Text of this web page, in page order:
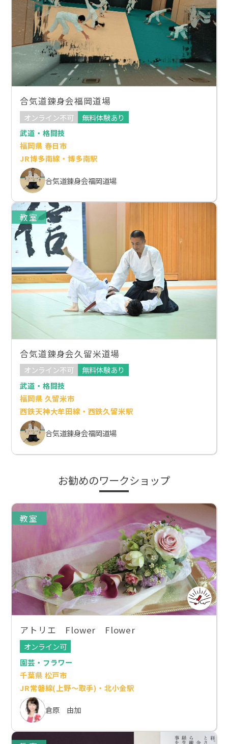
合気道錬身会福岡道場
オンライン不可
無料体験あり
武道・格闘技
福岡県 春日市
JR博多南線・博多南駅
合気道錬身会福岡道場
教室
合気道錬身会久留米道場
オンライン不可
無料体験あり
武道・格闘技
福岡県 久留米市
西鉄天神大牟田線・西鉄久留米駅
合気道錬身会福岡道場
お勧めのワークショップ
教室
アトリエ Flower Flower
オンライン可
園芸・フラワー
千葉県 松戸市
JR常磐線(上野～取手)・北小金駅
倉原 由加